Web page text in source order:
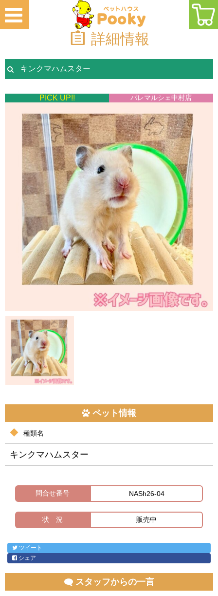
詳細情報
キンクマハムスター
PICK UP!! パレマルシェ中村店
ペット情報
種類名
キンクマハムスター
問合せ番号 NASh26-04
状 況 販売中
ツイート
シェア
スタッフからの一言